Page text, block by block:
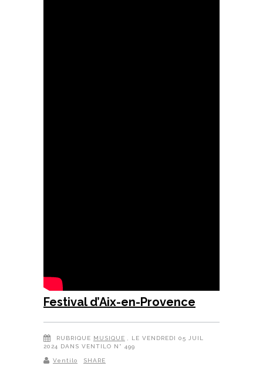
Festival d’Aix-en-Provence
RUBRIQUE MUSIQUE
, LE VENDREDI 05 JUIL
2024 DANS VENTILO N° 499
Ventilo SHARE